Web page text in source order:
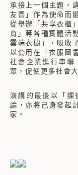
承接上一個主題，
友善」作為使命而
從舉辦「共享衣櫃
育」等各種實體活
雲端衣櫥」，吸收
以套用在「衣服圖
社會企業進行串聯
眾，促使更多社會
演講的最後以「課
論，亦將己身發起
家。